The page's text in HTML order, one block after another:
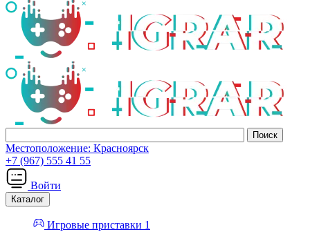
Местоположение: Красноярск
+7 (967) 555 41 55
Войти
Каталог
Игровые приставки 1